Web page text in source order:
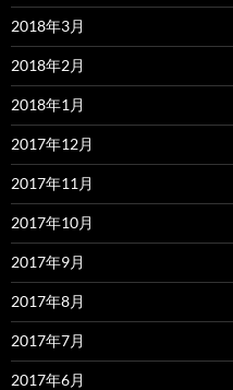
2018年3月
2018年2月
2018年1月
2017年12月
2017年11月
2017年10月
2017年9月
2017年8月
2017年7月
2017年6月